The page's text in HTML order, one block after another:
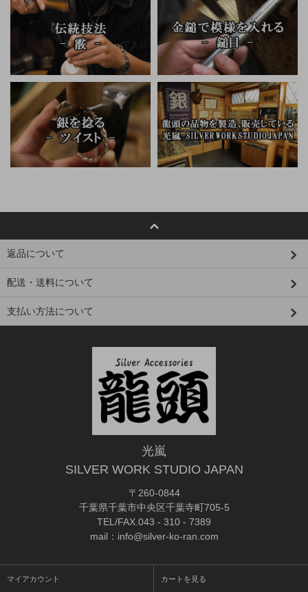
返品について
配送・送料について
支払い方法について
光嵐
SILVER WORK STUDIO JAPAN
〒260-0844
千葉県千葉市中央区千葉寺町705-5
TEL/FAX.043 - 310 - 7389
mail：info@silver-ko-ran.com
マイアカウント カートを見る